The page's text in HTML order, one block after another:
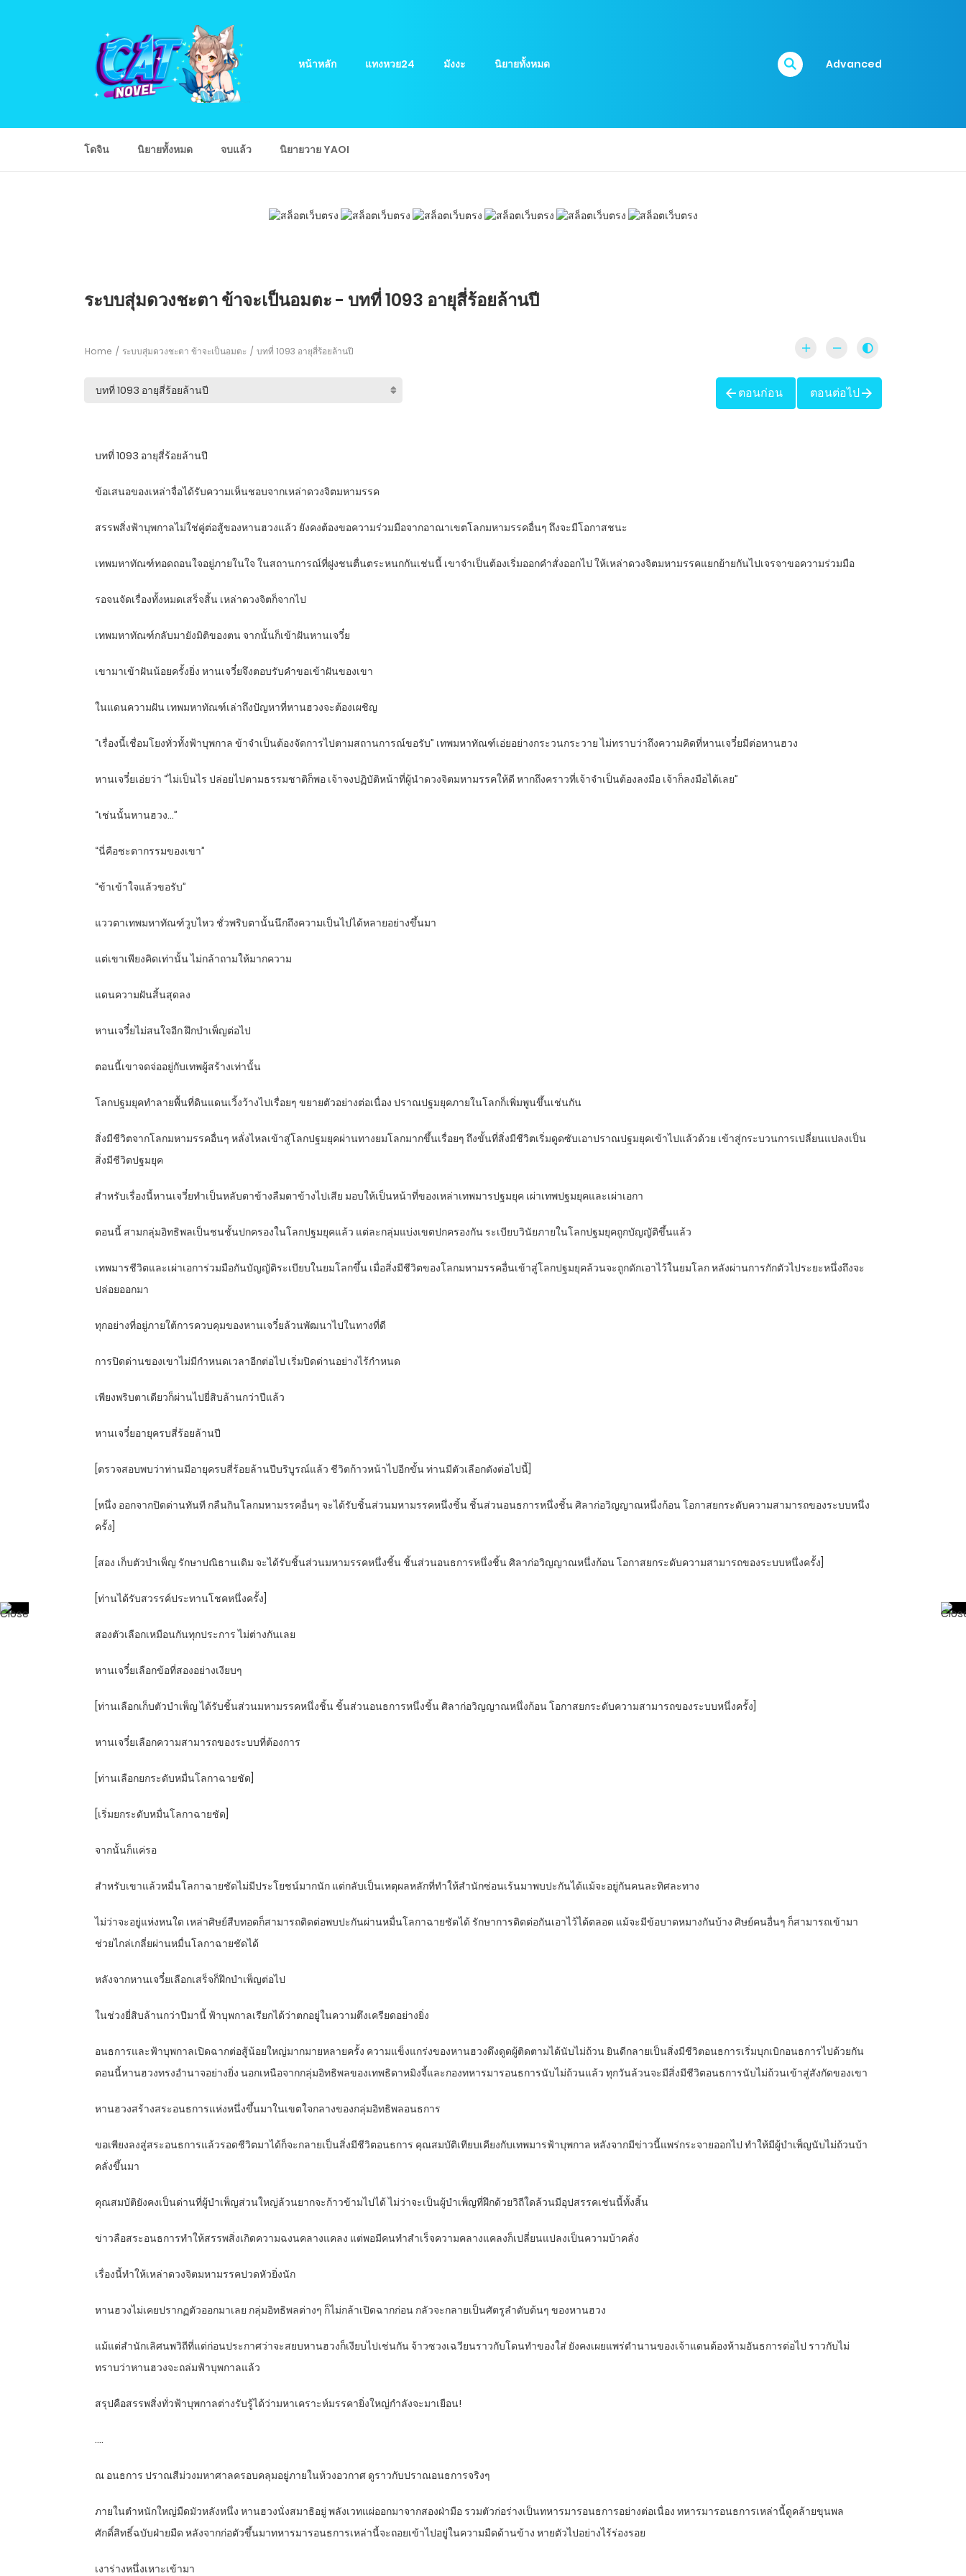
หน้าหลัก แทงหวย24 มังงะ นิยายทั้งหมด Advanced
โดจิน นิยายทั้งหมด จบแล้ว นิยายวาย YAOI
ระบบสุ่มดวงชะตา ข้าจะเป็นอมตะ - บทที่ 1093 อายุสี่ร้อยล้านปี
Home ระบบสุ่มดวงชะตา ข้าจะเป็นอมตะ บทที่ 1093 อายุสี่ร้อยล้านปี
ตอนก่อน ตอนต่อไป
บทที่ 1093 อายุสี่ร้อยล้านปี
ข้อเสนอของเหล่าจื่อได้รับความเห็นชอบจากเหล่าดวงจิตมหามรรค
สรรพสิ่งฟ้าบุพกาลไม่ใช่คู่ต่อสู้ของหานฮวงแล้ว ยังคงต้องขอความร่วมมือจากอาณาเขตโลกมหามรรคอื่นๆ ถึงจะมีโอกาสชนะ
เทพมหาทัณฑ์ทอดถอนใจอยู่ภายในใจ ในสถานการณ์ที่ฝูงชนตื่นตระหนกกันเช่นนี้ เขาจำเป็นต้องเริ่มออกคำสั่งออกไป ให้เหล่าดวงจิตมหามรรคแยกย้ายกันไปเจรจาขอความร่วมมือ
รอจนจัดเรื่องทั้งหมดเสร็จสิ้น เหล่าดวงจิตก็จากไป
เทพมหาทัณฑ์กลับมายังมิติของตน จากนั้นก็เข้าฝันหานเจวี๋ย
เขามาเข้าฝันน้อยครั้งยิ่ง หานเจวี๋ยจึงตอบรับคำขอเข้าฝันของเขา
ในแดนความฝัน เทพมหาทัณฑ์เล่าถึงปัญหาที่หานฮวงจะต้องเผชิญ
“เรื่องนี้เชื่อมโยงทั่วทั้งฟ้าบุพกาล ข้าจำเป็นต้องจัดการไปตามสถานการณ์ขอรับ” เทพมหาทัณฑ์เอ่ยอย่างกระวนกระวาย ไม่ทราบว่าถึงความคิดที่หานเจวี๋ยมีต่อหานฮวง
หานเจวี๋ยเอ่ยว่า “ไม่เป็นไร ปล่อยไปตามธรรมชาติก็พอ เจ้าจงปฏิบัติหน้าที่ผู้นำดวงจิตมหามรรคให้ดี หากถึงคราวที่เจ้าจำเป็นต้องลงมือ เจ้าก็ลงมือได้เลย”
“เช่นนั้นหานฮวง…”
“นี่คือชะตากรรมของเขา”
“ข้าเข้าใจแล้วขอรับ”
แววตาเทพมหาทัณฑ์วูบไหว ชั่วพริบตานั้นนึกถึงความเป็นไปได้หลายอย่างขึ้นมา
แต่เขาเพียงคิดเท่านั้น ไม่กล้าถามให้มากความ
แดนความฝันสิ้นสุดลง
หานเจวี๋ยไม่สนใจอีก ฝึกบำเพ็ญต่อไป
ตอนนี้เขาจดจ่ออยู่กับเทพผู้สร้างเท่านั้น
โลกปฐมยุคทำลายพื้นที่ดินแดนเวิ้งว้างไปเรื่อยๆ ขยายตัวอย่างต่อเนื่อง ปราณปฐมยุคภายในโลกก็เพิ่มพูนขึ้นเช่นกัน
สิ่งมีชีวิตจากโลกมหามรรคอื่นๆ หลั่งไหลเข้าสู่โลกปฐมยุคผ่านทางยมโลกมากขึ้นเรื่อยๆ ถึงขั้นที่สิ่งมีชีวิตเริ่มดูดซับเอาปราณปฐมยุคเข้าไปแล้วด้วย เข้าสู่กระบวนการเปลี่ยนแปลงเป็น
สิ่งมีชีวิตปฐมยุค
สำหรับเรื่องนี้หานเจวี๋ยทำเป็นหลับตาข้างลืมตาข้างไปเสีย มอบให้เป็นหน้าที่ของเหล่าเทพมารปฐมยุค เผ่าเทพปฐมยุคและเผ่าเอกา
ตอนนี้ สามกลุ่มอิทธิพลเป็นชนชั้นปกครองในโลกปฐมยุคแล้ว แต่ละกลุ่มแบ่งเขตปกครองกัน ระเบียบวินัยภายในโลกปฐมยุคถูกบัญญัติขึ้นแล้ว
เทพมารชีวิตและเผ่าเอการ่วมมือกันบัญญัติระเบียบในยมโลกขึ้น เมื่อสิ่งมีชีวิตของโลกมหามรรคอื่นเข้าสู่โลกปฐมยุคล้วนจะถูกดักเอาไว้ในยมโลก หลังผ่านการกักตัวไประยะหนึ่งถึงจะ
ปล่อยออกมา
ทุกอย่างที่อยู่ภายใต้การควบคุมของหานเจวี๋ยล้วนพัฒนาไปในทางที่ดี
การปิดด่านของเขาไม่มีกำหนดเวลาอีกต่อไป เริ่มปิดด่านอย่างไร้กำหนด
เพียงพริบตาเดียวก็ผ่านไปยี่สิบล้านกว่าปีแล้ว
หานเจวี๋ยอายุครบสี่ร้อยล้านปี
[ตรวจสอบพบว่าท่านมีอายุครบสี่ร้อยล้านปีบริบูรณ์แล้ว ชีวิตก้าวหน้าไปอีกขั้น ท่านมีตัวเลือกดังต่อไปนี้]
[หนึ่ง ออกจากปิดด่านทันที กลืนกินโลกมหามรรคอื่นๆ จะได้รับชิ้นส่วนมหามรรคหนึ่งชิ้น ชิ้นส่วนอนธการหนึ่งชิ้น ศิลาก่อวิญญาณหนึ่งก้อน โอกาสยกระดับความสามารถของระบบหนึ่ง
ครั้ง]
[สอง เก็บตัวบำเพ็ญ รักษาปณิธานเดิม จะได้รับชิ้นส่วนมหามรรคหนึ่งชิ้น ชิ้นส่วนอนธการหนึ่งชิ้น ศิลาก่อวิญญาณหนึ่งก้อน โอกาสยกระดับความสามารถของระบบหนึ่งครั้ง]
[ท่านได้รับสวรรค์ประทานโชคหนึ่งครั้ง]
สองตัวเลือกเหมือนกันทุกประการ ไม่ต่างกันเลย
หานเจวี๋ยเลือกข้อที่สองอย่างเงียบๆ
[ท่านเลือกเก็บตัวบำเพ็ญ ได้รับชิ้นส่วนมหามรรคหนึ่งชิ้น ชิ้นส่วนอนธการหนึ่งชิ้น ศิลาก่อวิญญาณหนึ่งก้อน โอกาสยกระดับความสามารถของระบบหนึ่งครั้ง]
หานเจวี๋ยเลือกความสามารถของระบบที่ต้องการ
[ท่านเลือกยกระดับหมื่นโลกาฉายชัด]
[เริ่มยกระดับหมื่นโลกาฉายชัด]
จากนั้นก็แค่รอ
สำหรับเขาแล้วหมื่นโลกาฉายชัดไม่มีประโยชน์มากนัก แต่กลับเป็นเหตุผลหลักที่ทำให้สำนักซ่อนเร้นมาพบปะกันได้แม้จะอยู่กันคนละทิศละทาง
ไม่ว่าจะอยู่แห่งหนใด เหล่าศิษย์สืบทอดก็สามารถติดต่อพบปะกันผ่านหมื่นโลกาฉายชัดได้ รักษาการติดต่อกันเอาไว้ได้ตลอด แม้จะมีข้อบาดหมางกันบ้าง ศิษย์คนอื่นๆ ก็สามารถเข้ามา
ช่วยไกล่เกลี่ยผ่านหมื่นโลกาฉายชัดได้
หลังจากหานเจวี๋ยเลือกเสร็จก็ฝึกบำเพ็ญต่อไป
ในช่วงยี่สิบล้านกว่าปีมานี้ ฟ้าบุพกาลเรียกได้ว่าตกอยู่ในความตึงเครียดอย่างยิ่ง
อนธการและฟ้าบุพกาลเปิดฉากต่อสู้น้อยใหญ่มากมายหลายครั้ง ความแข็งแกร่งของหานฮวงดึงดูดผู้ติดตามได้นับไม่ถ้วน ยินดีกลายเป็นสิ่งมีชีวิตอนธการเริ่มบุกเบิกอนธการไปด้วยกัน
ตอนนี้หานฮวงทรงอำนาจอย่างยิ่ง นอกเหนือจากกลุ่มอิทธิพลของเทพธิดาหมิงจี้และกองทหารมารอนธการนับไม่ถ้วนแล้ว ทุกวันล้วนจะมีสิ่งมีชีวิตอนธการนับไม่ถ้วนเข้าสู่สังกัดของเขา
หานฮวงสร้างสระอนธการแห่งหนึ่งขึ้นมาในเขตใจกลางของกลุ่มอิทธิพลอนธการ
ขอเพียงลงสู่สระอนธการแล้วรอดชีวิตมาได้ก็จะกลายเป็นสิ่งมีชีวิตอนธการ คุณสมบัติเทียบเคียงกับเทพมารฟ้าบุพกาล หลังจากมีข่าวนี้แพร่กระจายออกไป ทำให้มีผู้บำเพ็ญนับไม่ถ้วนบ้า
คลั่งขึ้นมา
คุณสมบัติยังคงเป็นด่านที่ผู้บำเพ็ญส่วนใหญ่ล้วนยากจะก้าวข้ามไปได้ ไม่ว่าจะเป็นผู้บำเพ็ญที่ฝึกด้วยวิถีใดล้วนมีอุปสรรคเช่นนี้ทั้งสิ้น
ข่าวลือสระอนธการทำให้สรรพสิ่งเกิดความฉงนคลางแคลง แต่พอมีคนทำสำเร็จความคลางแคลงก็เปลี่ยนแปลงเป็นความบ้าคลั่ง
เรื่องนี้ทำให้เหล่าดวงจิตมหามรรคปวดหัวยิ่งนัก
หานฮวงไม่เคยปรากฏตัวออกมาเลย กลุ่มอิทธิพลต่างๆ ก็ไม่กล้าเปิดฉากก่อน กลัวจะกลายเป็นศัตรูลำดับต้นๆ ของหานฮวง
แม้แต่สำนักเลิศนพวิถีที่แต่ก่อนประกาศว่าจะสยบหานฮวงก็เงียบไปเช่นกัน จ้าวซวงเฉวียนราวกับโดนทำของใส่ ยังคงเผยแพร่ตำนานของเจ้าแดนต้องห้ามอันธการต่อไป ราวกับไม่
ทราบว่าหานฮวงจะถล่มฟ้าบุพกาลแล้ว
สรุปคือสรรพสิ่งทั่วฟ้าบุพกาลต่างรับรู้ได้ว่ามหาเคราะห์มรรคายิ่งใหญ่กำลังจะมาเยือน!
….
ณ อนธการ ปราณสีม่วงมหาศาลครอบคลุมอยู่ภายในห้วงอวกาศ ดูราวกับปราณอนธการจริงๆ
ภายในตำหนักใหญ่มืดมัวหลังหนึ่ง หานฮวงนั่งสมาธิอยู่ พลังเวทแผ่ออกมาจากสองฝ่ามือ รวมตัวก่อร่างเป็นทหารมารอนธการอย่างต่อเนื่อง ทหารมารอนธการเหล่านี้ดูคล้ายขุนพล
ศักดิ์สิทธิ์ฉบับฝ่ายมืด หลังจากก่อตัวขึ้นมาทหารมารอนธการเหล่านี้จะถอยเข้าไปอยู่ในความมืดด้านข้าง หายตัวไปอย่างไร้ร่องรอย
เงาร่างหนึ่งเหาะเข้ามา